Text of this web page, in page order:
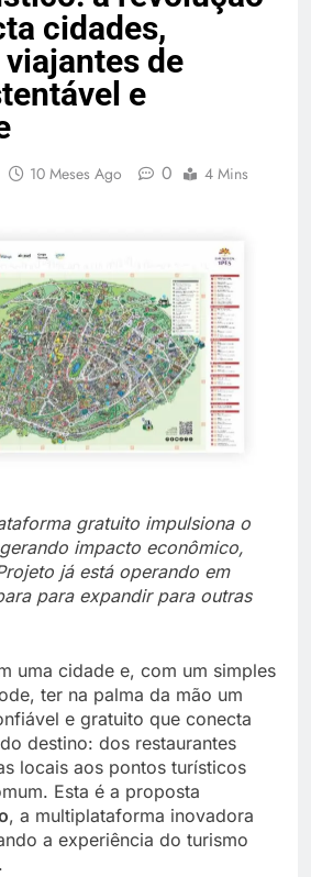
Temporada Verão 2027
cidades,
de
e
10 Meses Ago 0 4 Mins
gratuito impulsiona o
impacto econômico,
já está operando em
para expandir para outras
uma cidade e, com um simples
ter na palma da mão um
e gratuito que conecta
destino: dos restaurantes
locais aos pontos turísticos
Esta é a proposta
, a multiplataforma inovadora
a experiência do turismo